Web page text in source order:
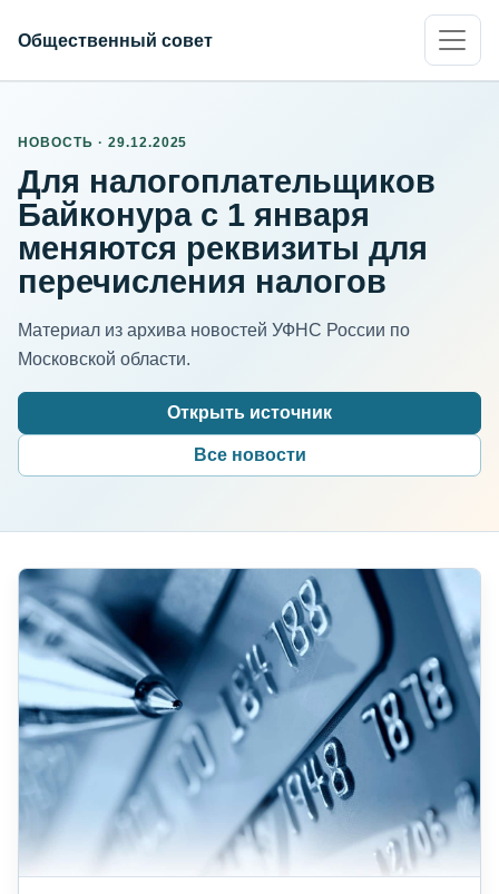
Общественный совет
НОВОСТЬ · 29.12.2025
Для налогоплательщиков
Байконура с 1 января
меняются реквизиты для
перечисления налогов
Материал из архива новостей УФНС России по
Московской области.
Открыть источник
Все новости